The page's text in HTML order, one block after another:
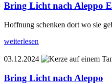
Bring Licht nach Aleppo
Hoffnung schenken dort wo sie
weiterlesen
03.12.2024
Bring Licht nach Aleppo